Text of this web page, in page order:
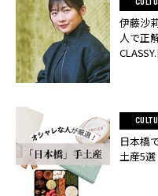
伊藤沙
人で正
日本橋
土産5選